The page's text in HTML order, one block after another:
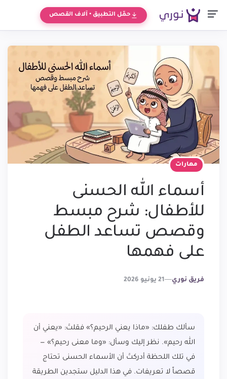
حمّل التطبيق • آلاف القصص
مهارات
أسماء الله الحسنى
للأطفال: شرح مبسط
وقصص تساعد الطفل
على فهمها
Posted
فريق نوري 21 يونيو 2026
سألك طفلك: «ماذا يعني الرحيم؟» فقلتَ: «يعني أن
الله رحيم». نظر إليك وسأل: «وما معنى رحيم؟» —
في تلك اللحظة أدركتَ أن الأسماء الحسنى تحتاج
قصصاً لا تعريفات. في هذا الدليل ستجدين الطريقة